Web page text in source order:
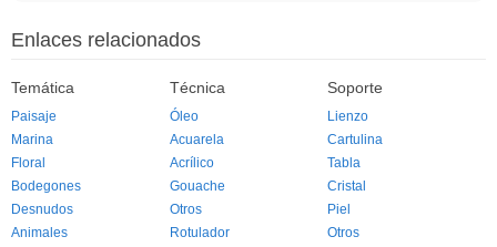
Enlaces relacionados
Temática
Paisaje
Marina
Floral
Bodegones
Desnudos
Animales
Técnica
Óleo
Acuarela
Acrílico
Gouache
Otros
Rotulador
Soporte
Lienzo
Cartulina
Tabla
Cristal
Piel
Otros